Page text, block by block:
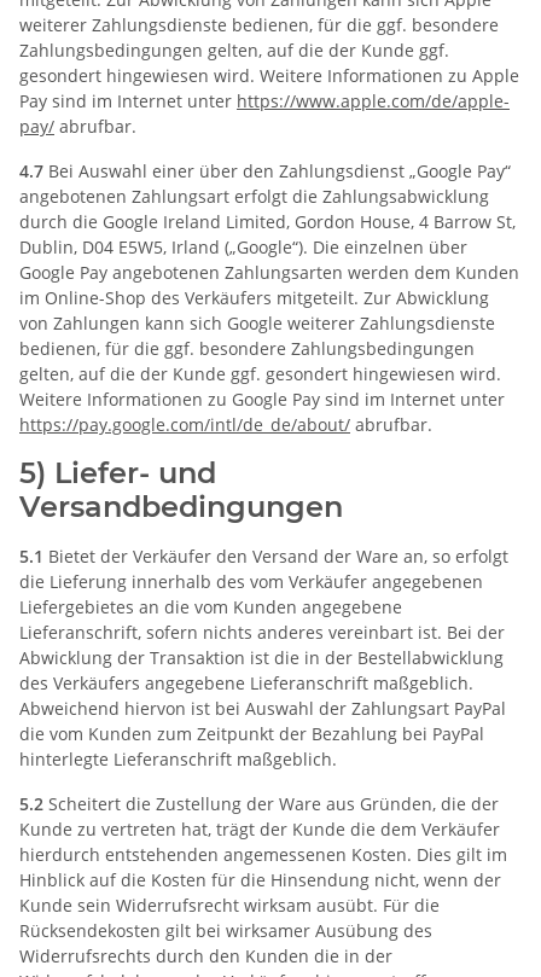
weiterer Zahlungsdienste bedienen, für die ggf. besondere
Zahlungsbedingungen gelten, auf die der Kunde ggf.
gesondert hingewiesen wird. Weitere Informationen zu Apple
Pay sind im Internet unter https://www.apple.com/de/apple-
pay/ abrufbar.
4.7 Bei Auswahl einer über den Zahlungsdienst „Google Pay“
angebotenen Zahlungsart erfolgt die Zahlungsabwicklung
durch die Google Ireland Limited, Gordon House, 4 Barrow St,
Dublin, D04 E5W5, Irland („Google“). Die einzelnen über
Google Pay angebotenen Zahlungsarten werden dem Kunden
im Online-Shop des Verkäufers mitgeteilt. Zur Abwicklung
von Zahlungen kann sich Google weiterer Zahlungsdienste
bedienen, für die ggf. besondere Zahlungsbedingungen
gelten, auf die der Kunde ggf. gesondert hingewiesen wird.
Weitere Informationen zu Google Pay sind im Internet unter
https://pay.google.com/intl/de_de/about/ abrufbar.
5) Liefer- und
Versandbedingungen
5.1 Bietet der Verkäufer den Versand der Ware an, so erfolgt
die Lieferung innerhalb des vom Verkäufer angegebenen
Liefergebietes an die vom Kunden angegebene
Lieferanschrift, sofern nichts anderes vereinbart ist. Bei der
Abwicklung der Transaktion ist die in der Bestellabwicklung
des Verkäufers angegebene Lieferanschrift maßgeblich.
Abweichend hiervon ist bei Auswahl der Zahlungsart PayPal
die vom Kunden zum Zeitpunkt der Bezahlung bei PayPal
hinterlegte Lieferanschrift maßgeblich.
5.2 Scheitert die Zustellung der Ware aus Gründen, die der
Kunde zu vertreten hat, trägt der Kunde die dem Verkäufer
hierdurch entstehenden angemessenen Kosten. Dies gilt im
Hinblick auf die Kosten für die Hinsendung nicht, wenn der
Kunde sein Widerrufsrecht wirksam ausübt. Für die
Rücksendekosten gilt bei wirksamer Ausübung des
Widerrufsrechts durch den Kunden die in der